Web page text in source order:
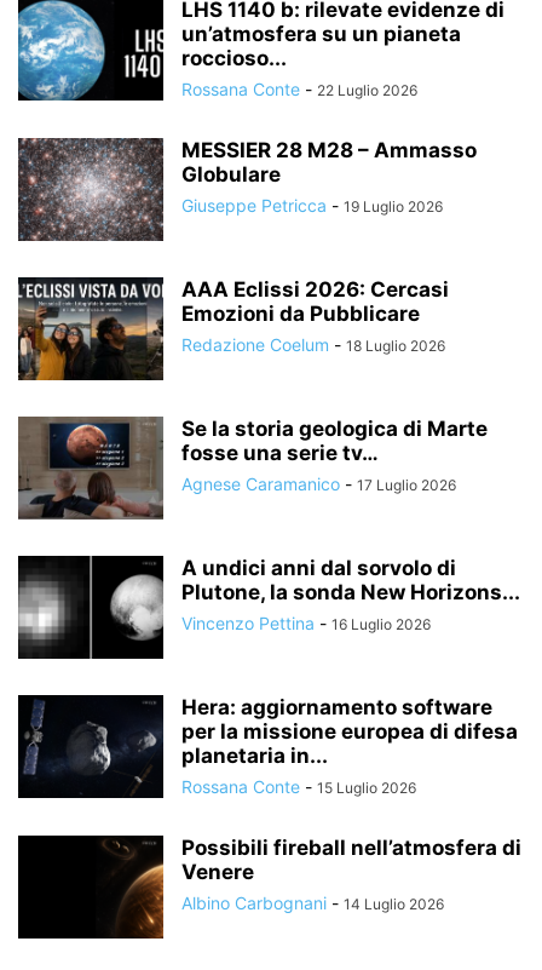
LHS 1140 b: rilevate evidenze di
un’atmosfera su un pianeta
roccioso...
Rossana Conte - 22 Luglio 2026
MESSIER 28 M28 – Ammasso
Globulare
Giuseppe Petricca - 19 Luglio 2026
AAA Eclissi 2026: Cercasi
Emozioni da Pubblicare
Redazione Coelum - 18 Luglio 2026
Se la storia geologica di Marte
fosse una serie tv…
Agnese Caramanico - 17 Luglio 2026
A undici anni dal sorvolo di
Plutone, la sonda New Horizons...
Vincenzo Pettina - 16 Luglio 2026
Hera: aggiornamento software
per la missione europea di difesa
planetaria in...
Rossana Conte - 15 Luglio 2026
Possibili fireball nell’atmosfera di
Venere
Albino Carbognani - 14 Luglio 2026